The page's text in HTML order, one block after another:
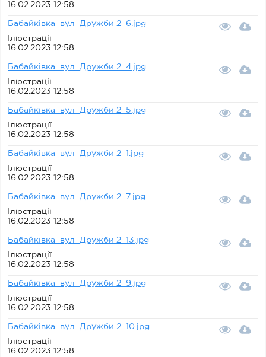
16.02.2023 12:58
Бабайківка_вул_Дружби 2_6.jpg
Ілюстрації
16.02.2023 12:58
Бабайківка_вул_Дружби 2_4.jpg
Ілюстрації
16.02.2023 12:58
Бабайківка_вул_Дружби 2_5.jpg
Ілюстрації
16.02.2023 12:58
Бабайківка_вул_Дружби 2_1.jpg
Ілюстрації
16.02.2023 12:58
Бабайківка_вул_Дружби 2_7.jpg
Ілюстрації
16.02.2023 12:58
Бабайківка_вул_Дружби 2_13.jpg
Ілюстрації
16.02.2023 12:58
Бабайківка_вул_Дружби 2_9.jpg
Ілюстрації
16.02.2023 12:58
Бабайківка_вул_Дружби 2_10.jpg
Ілюстрації
16.02.2023 12:58